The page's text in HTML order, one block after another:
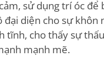
sử dụng trí óc để
diện cho sự khôn
tĩnh, cho thấy sự
mạnh mẽ.